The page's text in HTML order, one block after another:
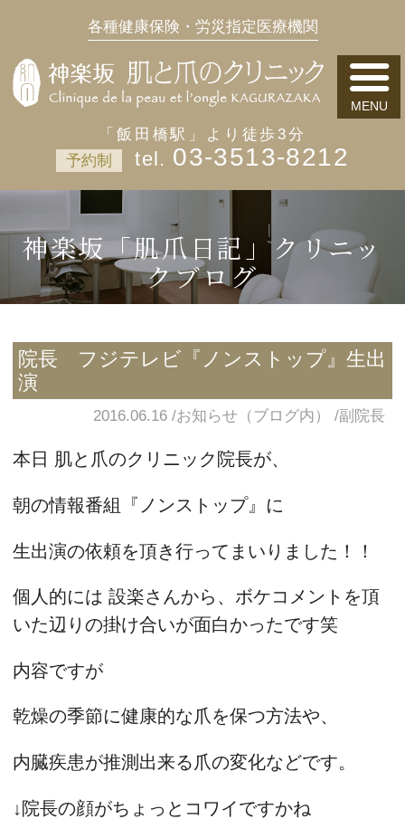
各種健康保険・労災指定医療機関
「飯田橋駅」より徒歩3分
予約制
03-3513-8212
神楽坂「肌爪日記」クリニッ
クブログ
院長 フジテレビ『ノンストップ』生出
演
2016.06.16 お知らせ（ブログ内） 副院長
本日 肌と爪のクリニック院長が、
朝の情報番組『ノンストップ』に
生出演の依頼を頂き行ってまいりました！！
個人的には 設楽さんから、ボケコメントを頂
いた辺りの掛け合いが面白かったです笑
内容ですが
乾燥の季節に健康的な爪を保つ方法や、
内臓疾患が推測出来る爪の変化などです。
↓院長の顔がちょっとコワイですかね